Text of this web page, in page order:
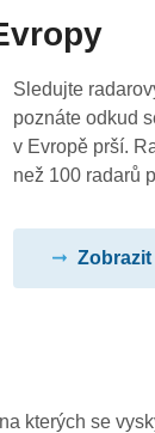
Sledujte
poznáte odkud
v Evropě prší.
než 100 radarů
kterých se